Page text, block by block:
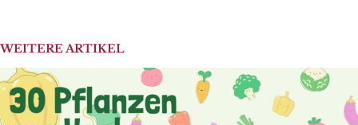
WEITERE ARTIKEL